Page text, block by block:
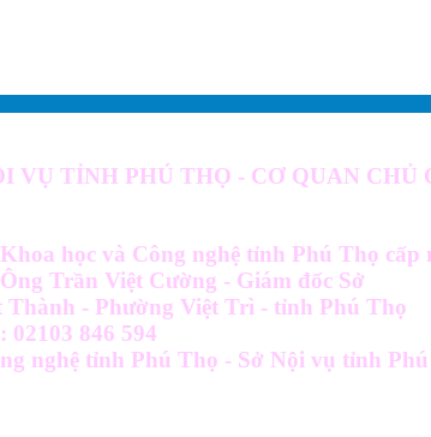
TỈNH PHÚ THỌ - CƠ QUAN CHỦ
học và Công nghệ tỉnh Phú Thọ cấp
Trần Việt Cường - Giám đốc Sở
- Phường Việt Trì - tỉnh Phú Thọ
02103 846 594
nghệ tỉnh Phú Thọ - Sở Nội vụ tỉnh